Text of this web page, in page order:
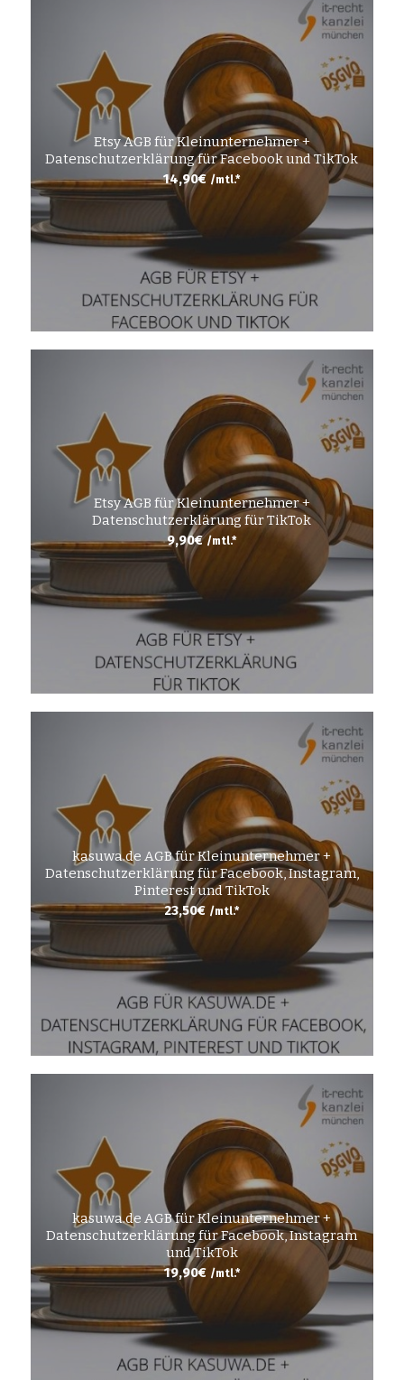
Etsy AGB für Kleinunternehmer +
Datenschutzerklärung für Facebook und TikTok
14,90€ /mtl.*
Etsy AGB für Kleinunternehmer +
Datenschutzerklärung für TikTok
9,90€ /mtl.*
kasuwa.de AGB für Kleinunternehmer +
Datenschutzerklärung für Facebook, Instagram,
Pinterest und TikTok
23,50€ /mtl.*
kasuwa.de AGB für Kleinunternehmer +
Datenschutzerklärung für Facebook, Instagram
und TikTok
19,90€ /mtl.*